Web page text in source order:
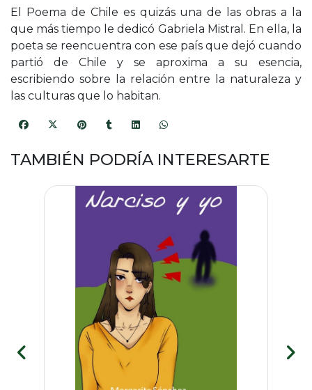
El Poema de Chile es quizás una de las obras a la
que más tiempo le dedicó Gabriela Mistral. En ella, la
poeta se reencuentra con ese país que dejó cuando
partió de Chile y se aproxima a su esencia,
escribiendo sobre la relación entre la naturaleza y
las culturas que lo habitan.
TAMBIÉN PODRÍA INTERESARTE